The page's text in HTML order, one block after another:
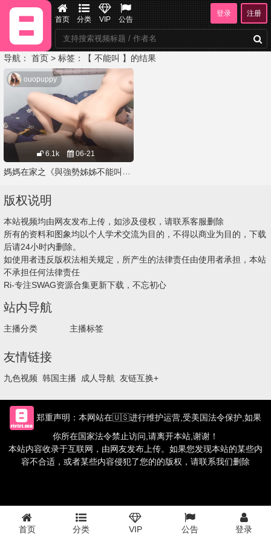
首页 分类 VIP 公告
登录 注册
导航： 首页 > 标签：【 不能叫 】的结果
6.1k 06-21
ouopuppy
版权说明
本站视频均由网友发布上传，如涉及侵权，请联系客服删除
所有的资料和图象均以个人学术交流为目的，不得以商业为目的，下载
后请24小时内删除。
如使用者违反版权法相关规定，所产生的法律责任由使用者承担，本站
不承担任何法律责任
Ri-专注SWAG资源合集更新下载，不忘初心
站内导航
主播分类 主播标签
友情链接
九色视频 韩国主播 成人导航 友链互换+
郑重声明：本网站在🇺🇸进行维护运营,受美国法令保护,如果
你所在国家法令禁止访问,请离开本站,谢谢！
本站内容收录于互联网，由网友发布上传。如果您发现本站的某些内
容不合适，或者某些内容侵犯了您的的版权，请联系我们删除
首页 分类 VIP 公告 登录